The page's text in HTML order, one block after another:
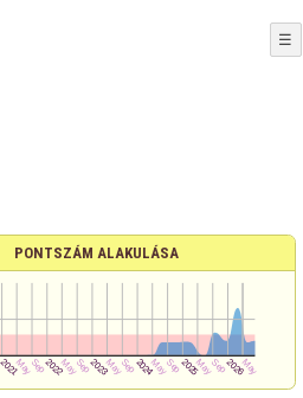
☰
PONTSZÁM ALAKULÁSA